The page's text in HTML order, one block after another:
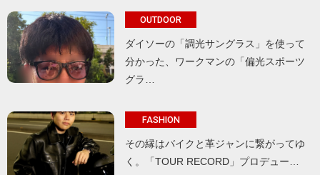
OUTDOOR
ダイソーの「調光サングラス」を使って
分かった、ワークマンの「偏光スポーツ
グラ…
FASHION
その縁はバイクと革ジャンに繋がってゆ
く。「TOUR RECORD」プロデュー…